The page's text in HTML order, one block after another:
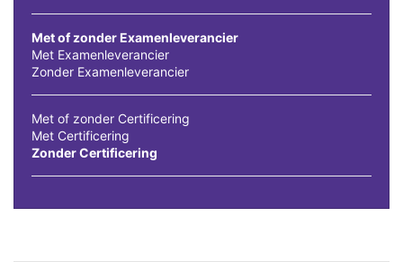
Met of zonder Examenleverancier
Met Examenleverancier
Zonder Examenleverancier
Met of zonder Certificering
Met Certificering
Zonder Certificering